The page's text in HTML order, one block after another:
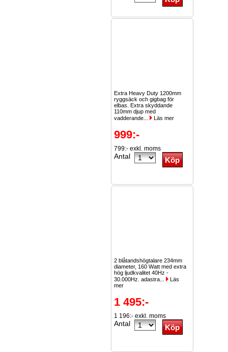
Extra Heavy Duty 1200mm
ryggsäck och gigbag för
elbas. Extra skyddande
110mm djup med
vadderande...
Läs mer
999:-
799:- exkl. moms
Antal
2 blåtandshögtalare 234mm
diameter, 160 Watt med extra
hög ljudkvalitet 40Hz -
30.000Hz. adastra...
Läs
mer
1 495:-
1 196:- exkl. moms
Antal